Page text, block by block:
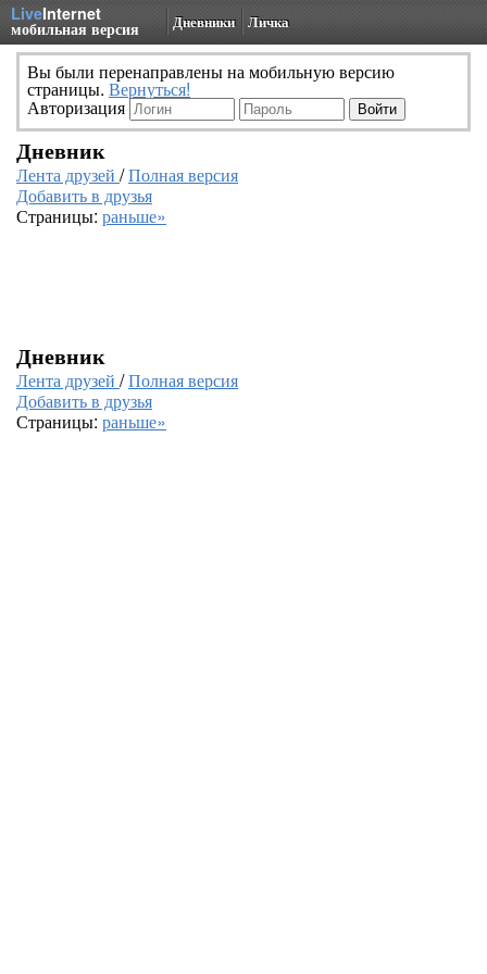
LiveInternet
мобильная версия Дневники Личка
Вы были перенаправлены на мобильную версию
страницы. Вернуться!
Авторизация
Дневник
Лента друзей /Полная версия
Добавить в друзья
Страницы: раньше»
Дневник
Лента друзей /Полная версия
Добавить в друзья
Страницы: раньше»